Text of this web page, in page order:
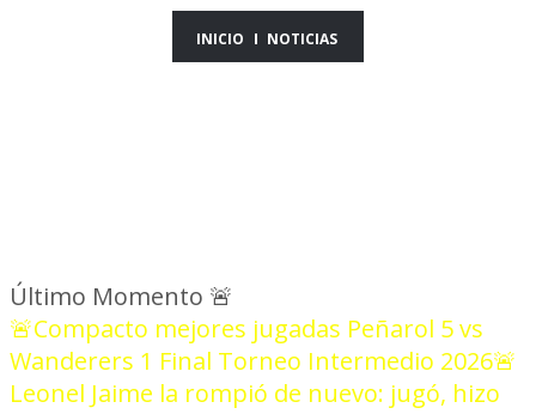
INICIO NOTICIAS
Último Momento 🚨
🚨Compacto mejores jugadas Peñarol 5 vs
Wanderers 1 Final Torneo Intermedio 2026🚨
Leonel Jaime la rompió de nuevo: jugó, hizo